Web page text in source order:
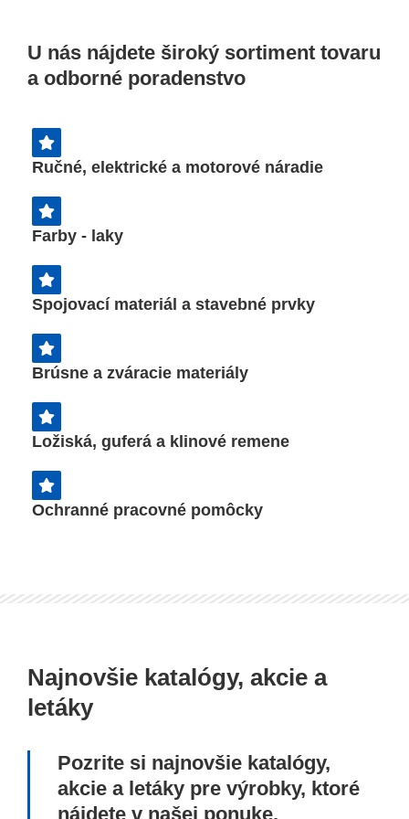
poľnohospodárske práce našou
technikou.
U nás nájdete široký sortiment tovaru
a odborné poradenstvo
Ručné, elektrické a motorové náradie
Farby - laky
Spojovací materiál a stavebné prvky
Brúsne a zváracie materiály
Ložiská, guferá a klinové remene
Ochranné pracovné pomôcky
Najnovšie katalógy, akcie a
letáky
Pozrite si najnovšie katalógy,
akcie a letáky pre výrobky, ktoré
nájdete v našej ponuke.